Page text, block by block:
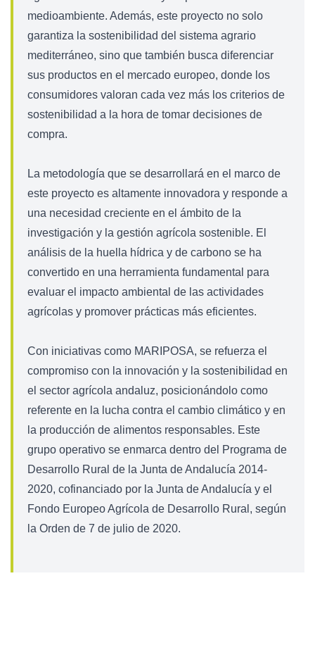
medioambiente. Además, este proyecto no solo
garantiza la sostenibilidad del sistema agrario
mediterráneo, sino que también busca diferenciar
sus productos en el mercado europeo, donde los
consumidores valoran cada vez más los criterios de
sostenibilidad a la hora de tomar decisiones de
compra.
La metodología que se desarrollará en el marco de
este proyecto es altamente innovadora y responde a
una necesidad creciente en el ámbito de la
investigación y la gestión agrícola sostenible. El
análisis de la huella hídrica y de carbono se ha
convertido en una herramienta fundamental para
evaluar el impacto ambiental de las actividades
agrícolas y promover prácticas más eficientes.
Con iniciativas como MARIPOSA, se refuerza el
compromiso con la innovación y la sostenibilidad en
el sector agrícola andaluz, posicionándolo como
referente en la lucha contra el cambio climático y en
la producción de alimentos responsables. Este
grupo operativo se enmarca dentro del Programa de
Desarrollo Rural de la Junta de Andalucía 2014-
2020, cofinanciado por la Junta de Andalucía y el
Fondo Europeo Agrícola de Desarrollo Rural, según
la Orden de 7 de julio de 2020.